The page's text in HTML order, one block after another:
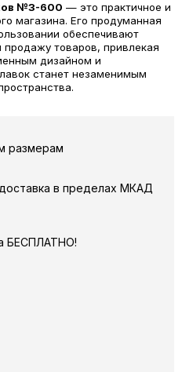
№3-600 — это практичное и
магазина. Его продуманная
обеспечивают
товаров, привлекая
дизайном и
станет незаменимым
размерам
в пределах МКАД
БЕСПЛАТНО!